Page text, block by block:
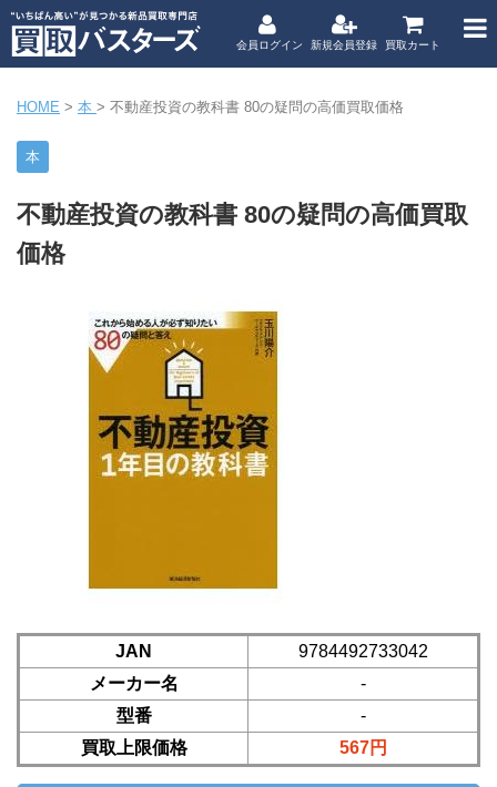
会員ログイン 新規会員登録 買取カート
HOME > 本 > 不動産投資の教科書 80の疑問の高価買取価格
本
不動産投資の教科書 80の疑問の高価買取
価格
JAN
9784492733042
メーカー名
-
型番
-
買取上限価格
567円